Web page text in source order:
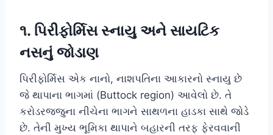
૧. પિરીફોર્મિસ સ્નાયુ અને સાયટિક
નસનું જોડાણ
પિરીફોર્મિસ એક નાનો, નાશપતિના આકારનો સ્નાયુ છે
જે થાપાના ભાગમાં (Buttock region) આવેલો છે. તે
કરોડરજ્જુના નીચેના ભાગને સાથળના હાડકા સાથે જોડે
છે. તેની મુખ્ય ભૂમિકા થાપાને બહારની તરફ ફેરવવાની